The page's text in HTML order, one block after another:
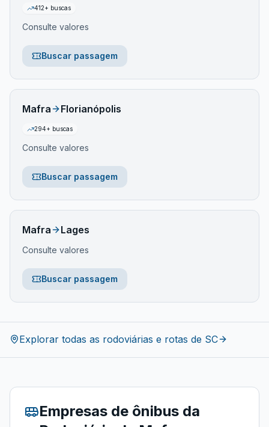
412+ buscas
Consulte valores
Buscar passagem
Mafra Florianópolis
294+ buscas
Consulte valores
Buscar passagem
Mafra Lages
Consulte valores
Buscar passagem
Explorar todas as rodoviárias e rotas de SC
Empresas de ônibus da